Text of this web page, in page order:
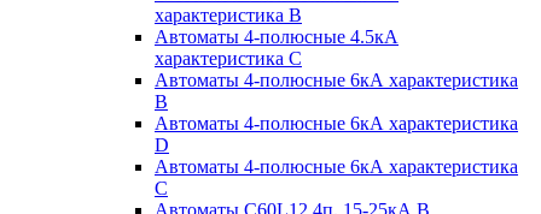
характеристика В
Автоматы 4-полюсные 4.5кА
характеристика С
Автоматы 4-полюсные 6кА характеристика
B
Автоматы 4-полюсные 6кА характеристика
D
Автоматы 4-полюсные 6кА характеристика
С
Автоматы C60L12 4п. 15-25кА B